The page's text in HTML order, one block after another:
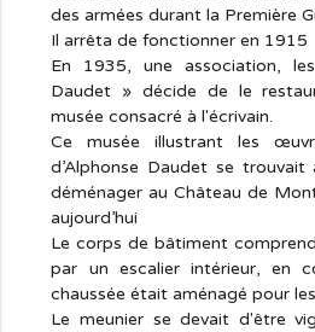
des armées durant la Première
Il arrêta de fonctionner en 1915
En 1935, une association,
Daudet » décide de le
musée consacré à l'écrivain.
Ce musée illustrant les
d’Alphonse Daudet se
déménager au Château de
aujourd’hui
Le corps de bâtiment
par un escalier intérieur, en
chaussée était aménagé pour
Le meunier se devait d'être